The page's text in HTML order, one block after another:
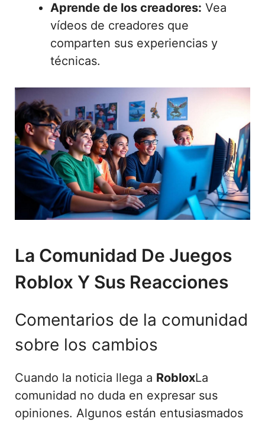
Aprende de los creadores: Vea
vídeos de creadores que
comparten sus experiencias y
técnicas.
La Comunidad De Juegos
Roblox Y Sus Reacciones
Comentarios de la comunidad
sobre los cambios
Cuando la noticia llega a RobloxLa
comunidad no duda en expresar sus
opiniones. Algunos están entusiasmados